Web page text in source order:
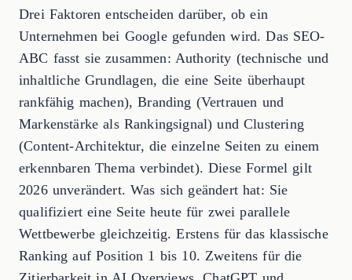
Drei Faktoren entscheiden darüber, ob ein
Unternehmen bei Google gefunden wird. Das SEO-
ABC fasst sie zusammen: Authority (technische und
inhaltliche Grundlagen, die eine Seite überhaupt
rankfähig machen), Branding (Vertrauen und
Markenstärke als Rankingsignal) und Clustering
(Content-Architektur, die einzelne Seiten zu einem
erkennbaren Thema verbindet). Diese Formel gilt
2026 unverändert. Was sich geändert hat: Sie
qualifiziert eine Seite heute für zwei parallele
Wettbewerbe gleichzeitig. Erstens für das klassische
Ranking auf Position 1 bis 10. Zweitens für die